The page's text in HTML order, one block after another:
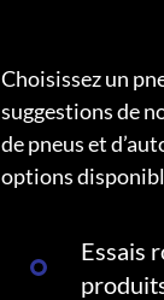
Choisissez un
suggestions de
de pneus et
options
Essais